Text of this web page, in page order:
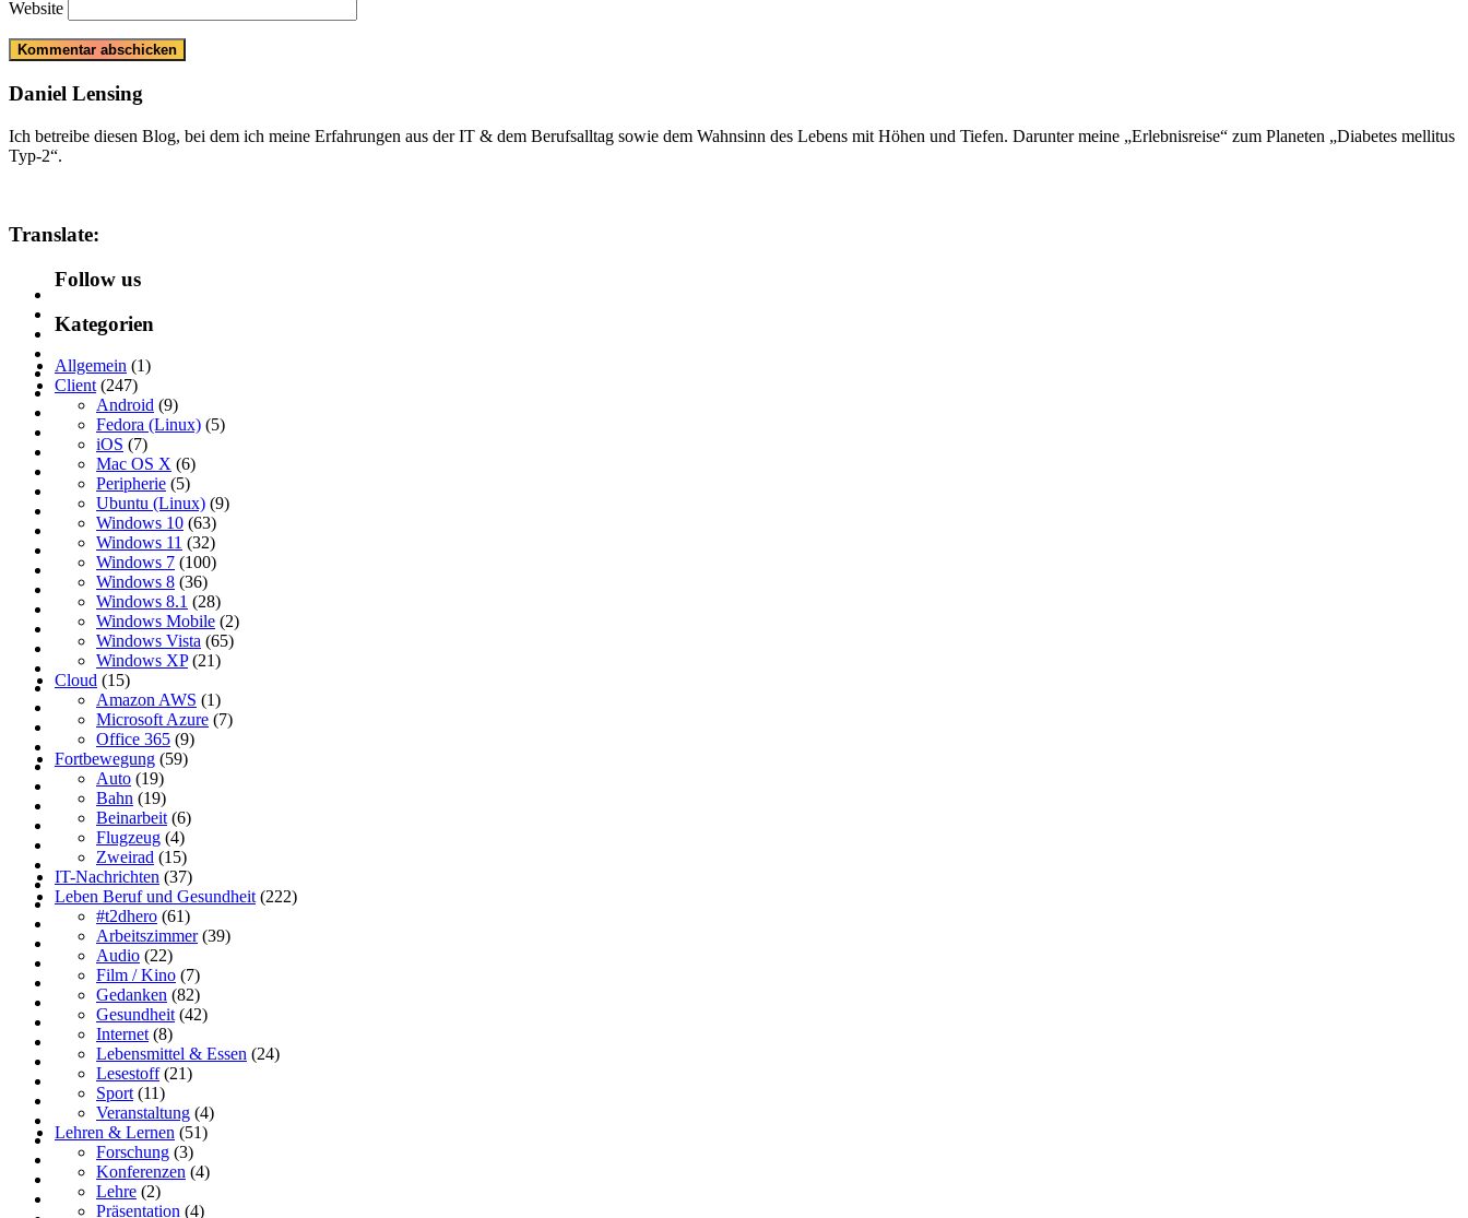
Website
Daniel Lensing
Ich betreibe diesen Blog, bei dem ich meine Erfahrungen aus der IT & dem Berufsalltag sowie dem Wahnsinn des Lebens mit Höhen und Tiefen. Darunter meine „Erlebnisreise“ zum Planeten „Diabetes mellitus
Typ-2“.
Translate:
Follow us
Kategorien
Allgemein (1)
Client (247)
Android (9)
Fedora (Linux) (5)
iOS (7)
Mac OS X (6)
Peripherie (5)
Ubuntu (Linux) (9)
Windows 10 (63)
Windows 11 (32)
Windows 7 (100)
Windows 8 (36)
Windows 8.1 (28)
Windows Mobile (2)
Windows Vista (65)
Windows XP(21)
Cloud (15)
Amazon AWS (1)
Microsoft Azure (7)
Office 365 (9)
Fortbewegung (59)
Auto (19)
Bahn (19)
Beinarbeit (6)
Flugzeug (4)
Zweirad (15)
IT-Nachrichten (37)
Leben Beruf und Gesundheit (222)
#t2dhero (61)
Arbeitszimmer(39)
Audio (22)
Film / Kino (7)
Gedanken (82)
Gesundheit (42)
Internet (8)
Lebensmittel & Essen (24)
Lesestoff(21)
Sport (11)
Veranstaltung (4)
Lehren & Lernen (51)
Forschung (3)
Konferenzen (4)
Lehre (2)
Präsentation (4)